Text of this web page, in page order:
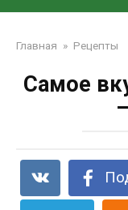
Главная » Рецепты
Самое